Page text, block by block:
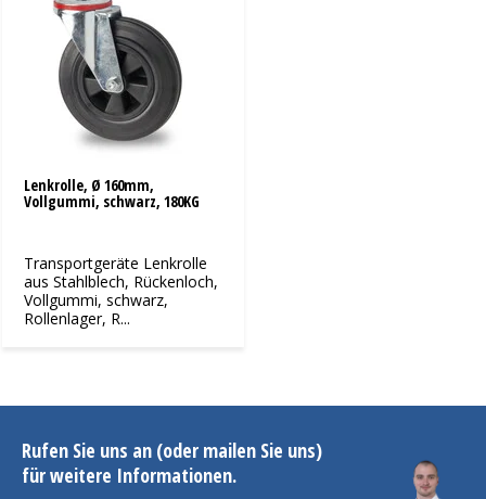
Lenkrolle, Ø 160mm,
Vollgummi, schwarz, 180KG
Transportgeräte Lenkrolle
aus Stahlblech, Rückenloch,
Vollgummi, schwarz,
Rollenlager, R...
Rufen Sie uns an (oder mailen Sie uns)
für weitere Informationen.